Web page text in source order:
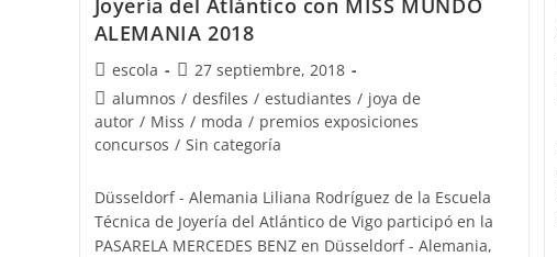
ALEMANIA 2018
Autor
de
la
entrada:
escola
Publicación
de
la
entrada:
27 septiembre, 2018
Categoría
de
la
alumnos / desfiles / estudiantes / joya de
autor / Miss / moda / premios exposiciones
concursos / Sin categoría
Düsseldorf - Alemania Liliana Rodríguez de la Escuela
Técnica de Joyería del Atlántico de Vigo participó en la
PASARELA MERCEDES BENZ en Düsseldorf - Alemania,